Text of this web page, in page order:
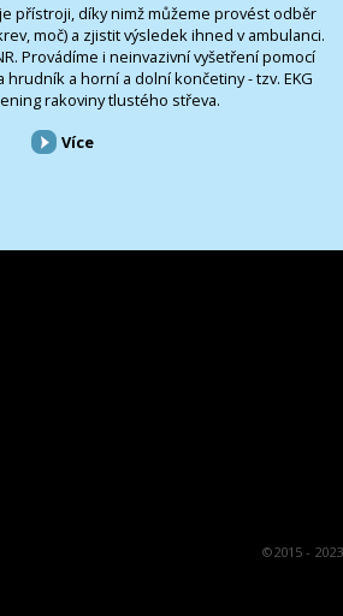
přístroji, díky nimž můžeme provést odběr
moč) a zjistit výsledek ihned v ambulanci.
Provádíme i neinvazivní vyšetření pomocí
a horní a dolní končetiny - tzv. EKG
rakoviny tlustého střeva.
Více
©2015 - 2023